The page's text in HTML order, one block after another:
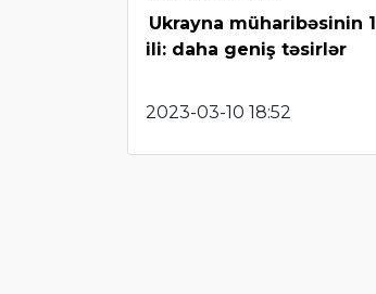
Ukrayna müharibəsinin 1
ili: daha geniş təsirlər
2023-03-10 18:52